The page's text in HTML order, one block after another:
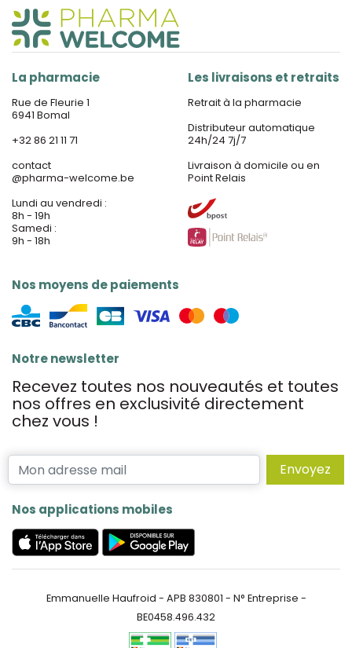
La pharmacie
Rue de Fleurie 1
6941 Bomal
+32 86 21 11 71
contact
@pharma-welcome.be
Lundi au vendredi :
8h - 19h
Samedi :
9h - 18h
Nos moyens de paiements
Les livraisons et retraits
Retrait à la pharmacie
Distributeur automatique
24h/24 7j/7
Livraison à domicile ou en
Point Relais
Notre newsletter
Recevez toutes nos nouveautés et toutes
nos offres en exclusivité directement
chez vous !
Envoyez
Nos applications mobiles
Emmanuelle Haufroid - APB 830801 - N° Entreprise -
BE0458.496.432